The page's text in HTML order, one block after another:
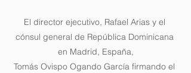
El director ejecutivo, Rafael Arias y el
cónsul general de República Dominicana
en Madrid, España,
Tomás Ovispo Ogando García firmando el